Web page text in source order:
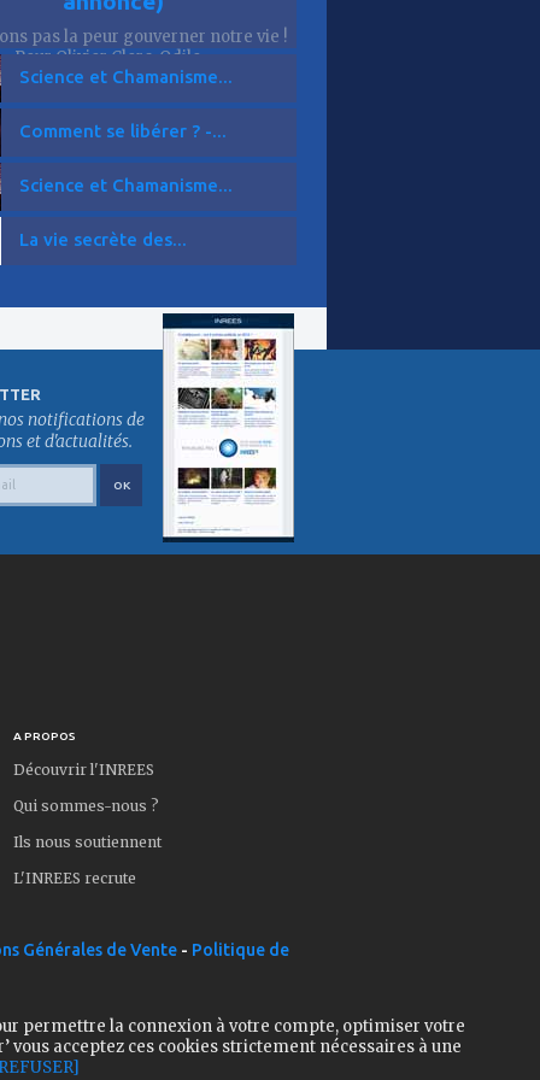
pas la peur gouverner notre vie !
Pour Olivier Clerc, Odile...
Science et Chamanisme...
Comment se libérer ? -...
Science et Chamanisme...
La vie secrète des...
notifications de
et d'actualités.
A PROPOS
Découvrir l'INREES
Qui sommes-nous ?
Ils nous soutiennent
L'INREES recrute
Générales de Vente - Politique de
permettre la connexion à votre compte, optimiser votre
vous acceptez ces cookies strictement nécessaires à une